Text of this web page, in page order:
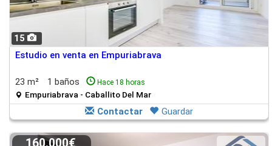
15
Estudio en venta en Empuriabrava
23 m² 1 baños Hace 18 horas
Empuriabrava - Caballito Del Mar
Contactar Guardar